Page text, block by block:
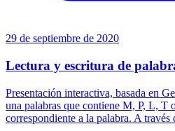
29 de septiembre de 2020
Lectura y escritura de
Presentación interactiva, basada en
una palabras que contiene M, P, L, T
correspondiente a la palabra. A través